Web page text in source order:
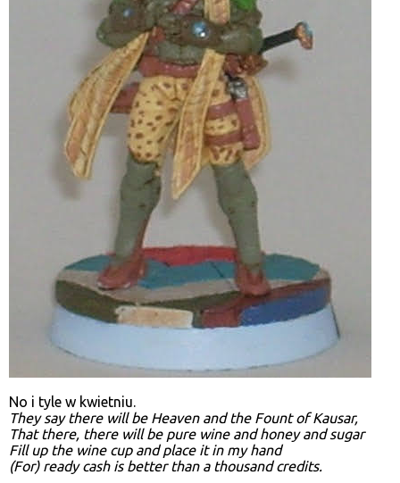
No i tyle w kwietniu.
They say there will be Heaven and the Fount of Kausar,
That there, there will be pure wine and honey and sugar
Fill up the wine cup and place it in my hand
(For) ready cash is better than a thousand credits.